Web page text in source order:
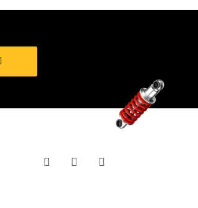
FacebookYouTube